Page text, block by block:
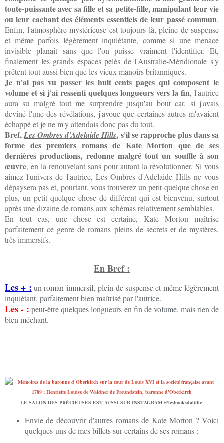
toute-puissante avec sa fille et sa petite-fille, manipulant leur vie
ou leur cachant des éléments essentiels de leur passé commun.
Enfin, l'atmosphère mystérieuse est toujours là, pleine de suspense
et même parfois légèrement inquiétante, comme si une menace
invisible planait sans que l'on puisse vraiment l'identifier. Et,
finalement les grands espaces pelés de l'Australie-Méridionale s'y
prêtent tout aussi bien que les vieux manoirs britanniques.
Je n'ai pas vu passer les huit cents pages qui composent le
volume et si j'ai ressenti quelques longueurs vers la fin, l'autrice
aura su malgré tout me surprendre jusqu'au bout car, si j'avais
deviné l'une des révélations, j'avoue que certaines autres m'avaient
échappé et je ne m'y attendais donc pas du tout.
Bref,Les Ombres d'Adelaide Hills, s'il se rapproche plus dans sa
forme des premiers romans de Kate Morton que de ses
dernières productions, redonne malgré tout un souffle à son
œuvre, en la renouvelant sans pour autant la révolutionner. Si vous
aimez l'univers de l'autrice, Les Ombres d'Adelaide Hills ne vous
dépaysera pas et, pourtant, vous trouverez un petit quelque chose en
plus, un petit quelque chose de différent qui est bienvenu, surtout
après une dizaine de romans aux schémas relativement semblables.
En tout cas, une chose est certaine, Kate Morton maîtrise
parfaitement ce genre de romans pleins de secrets et de mystères,
très immersifs.
En Bref :
Les + : un roman immersif, plein de suspense et même légèrement
inquiétant, parfaitement bien maîtrisé par l'autrice.
Les - : peut-être quelques longueurs en fin de volume, mais rien de
bien méchant.
LE SALON DES PRÉCIEUSES EST AUSSI SUR INSTAGRAM @lesbooksdalittle
Envie de découvrir d'autres romans de Kate Morton ? Voici
quelques-uns de mes billets sur certains de ses romans :